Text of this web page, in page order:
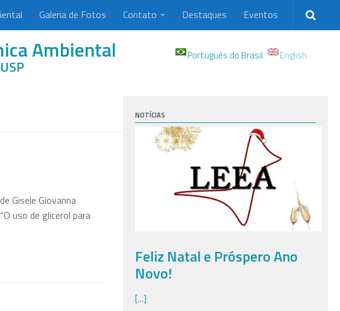
Galeria de Fotos Contato Destaques Eventos
Português do Brasil English
Ambiental
Gisele Giovanna
uso de glicerol para
NOTÍCIAS
Feliz Natal e Próspero Ano
Novo!
[...]